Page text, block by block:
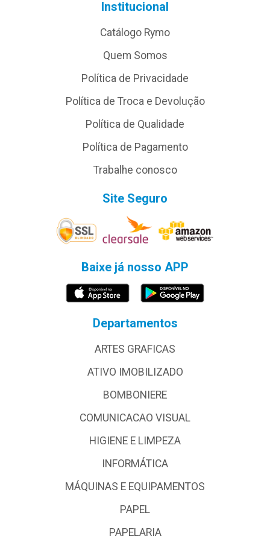
Institucional
Catálogo Rymo
Quem Somos
Política de Privacidade
Política de Troca e Devolução
Política de Qualidade
Política de Pagamento
Trabalhe conosco
Site Seguro
Baixe já nosso APP
Departamentos
ARTES GRAFICAS
ATIVO IMOBILIZADO
BOMBONIERE
COMUNICACAO VISUAL
HIGIENE E LIMPEZA
INFORMÁTICA
MÁQUINAS E EQUIPAMENTOS
PAPEL
PAPELARIA